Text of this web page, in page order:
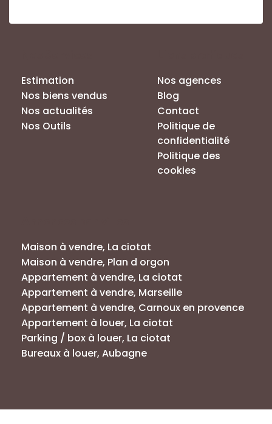
Estimation
Nos biens vendus
Nos actualités
Nos Outils
Nos agences
Blog
Contact
Politique de
confidentialité
Politique des
cookies
Maison à vendre, La ciotat
Maison à vendre, Plan d orgon
Appartement à vendre, La ciotat
Appartement à vendre, Marseille
Appartement à vendre, Carnoux en provence
Appartement à louer, La ciotat
Parking / box à louer, La ciotat
Bureaux à louer, Aubagne